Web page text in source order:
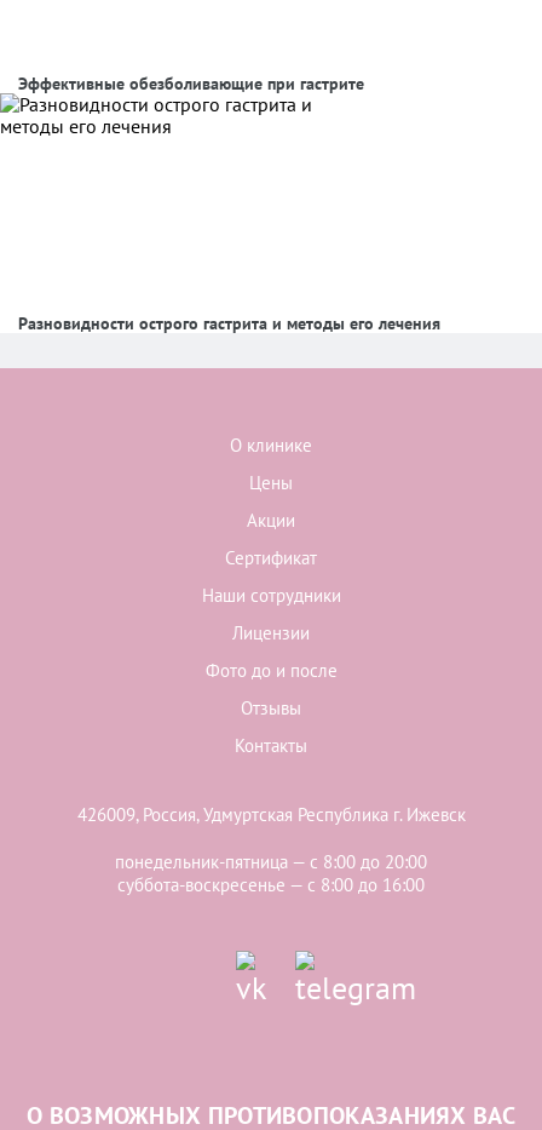
Эффективные обезболивающие при гастрите
Разновидности острого гастрита и методы его лечения
О клинике
Цены
Акции
Сертификат
Наши сотрудники
Лицензии
Фото до и после
Отзывы
Контакты
426009, Россия, Удмуртская Республика г. Ижевск
понедельник-пятница — с 8:00 до 20:00
суббота-воскресенье — с 8:00 до 16:00
О ВОЗМОЖНЫХ ПРОТИВОПОКАЗАНИЯХ ВАС